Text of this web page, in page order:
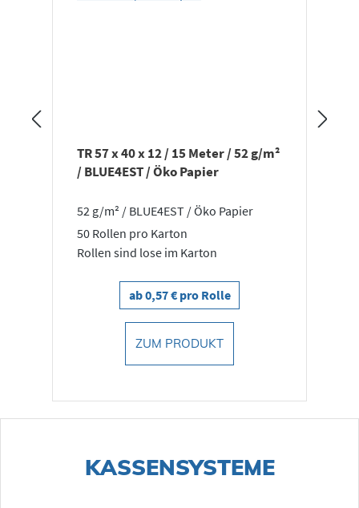
TR 57 x 40 x 12 / 15 Meter / 52 g/m²
/ BLUE4EST / Öko Papier
52 g/m² / BLUE4EST / Öko Papier
50 Rollen pro Karton
Rollen sind lose im Karton
ab 0,57 € pro Rolle
ZUM PRODUKT
KASSENSYSTEME